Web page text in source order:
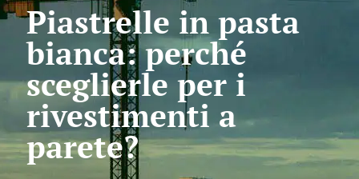
Piastrelle in pasta
bianca: perché
sceglierle per i
rivestimenti a
parete?